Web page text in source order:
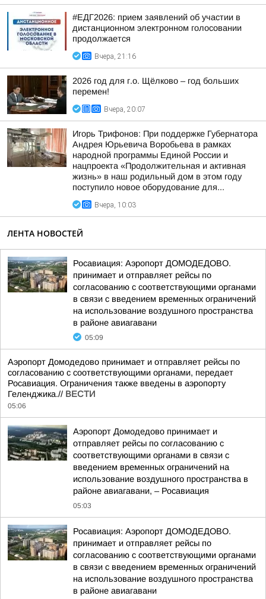
#ЕДГ2026: прием заявлений об участии в
дистанционном электронном голосовании
продолжается
Вчера, 21:16
2026 год для г.о. Щёлково – год больших
перемен!
Вчера, 20:07
Игорь Трифонов: При поддержке Губернатора
Андрея Юрьевича Воробьева в рамках
народной программы Единой России и
нацпроекта «Продолжительная и активная
жизнь» в наш родильный дом в этом году
поступило новое оборудование для...
Вчера, 10:03
ЛЕНТА НОВОСТЕЙ
Росавиация: Аэропорт ДОМОДЕДОВО.
принимает и отправляет рейсы по
согласованию с соответствующими органами
в связи с введением временных ограничений
на использование воздушного пространства
в районе авиагавани
05:09
Аэропорт Домодедово принимает и отправляет рейсы по
согласованию с соответствующими органами, передает
Росавиация. Ограничения также введены в аэропорту
Геленджика.// ВЕСТИ
05:06
Аэропорт Домодедово принимает и
отправляет рейсы по согласованию с
соответствующими органами в связи с
введением временных ограничений на
использование воздушного пространства в
районе авиагавани, – Росавиация
05:03
Росавиация: Аэропорт ДОМОДЕДОВО.
принимает и отправляет рейсы по
согласованию с соответствующими органами
в связи с введением временных ограничений
на использование воздушного пространства
в районе авиагавани